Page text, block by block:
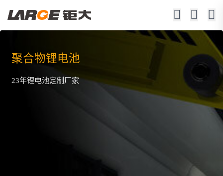
聚合物锂电池
23年锂电池定制厂家